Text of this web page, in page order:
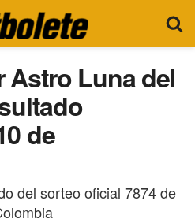
Astro Luna del
de
del sorteo oficial 7874 de